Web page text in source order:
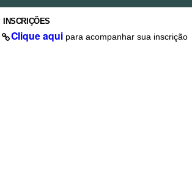
INSCRIÇÕES
Clique aqui para acompanhar sua inscrição